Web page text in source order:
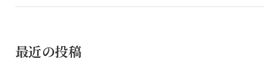
最近の投稿